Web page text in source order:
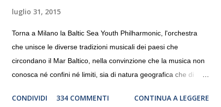
luglio 31, 2015
Torna a Milano la Baltic Sea Youth Philharmonic, l'orchestra
che unisce le diverse tradizioni musicali dei paesi che
circondano il Mar Baltico, nella convinzione che la musica non
conosca né confini né limiti, sia di natura geografica che di
debutterà il 10 settembre a Heiden, in Germania, e toccherà, in
CONDIVIDI 334 COMMENTI CONTINUA A LEGGERE